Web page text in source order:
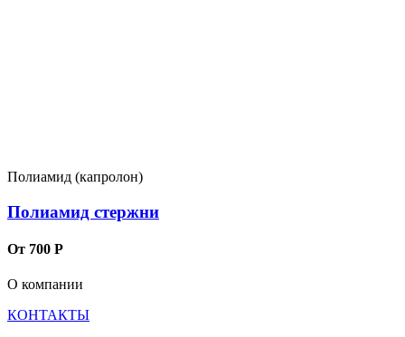
Полиамид (капролон)
Полиамид стержни
От 700 Р
О компании
КОНТАКТЫ